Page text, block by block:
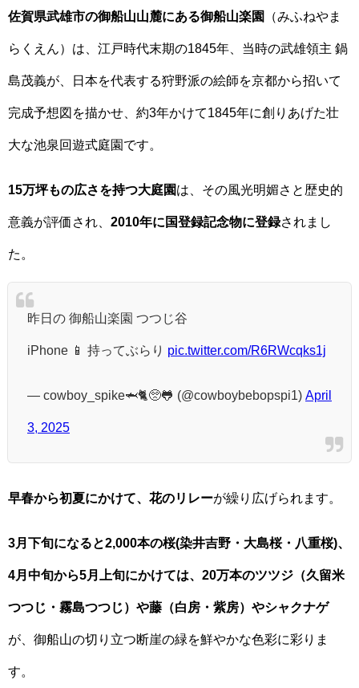
佐賀県武雄市の御船山山麓にある御船山楽園 （みふねやま
らくえん）は、江戸時代末期の1845年、当時の武雄領主 鍋
島茂義が、日本を代表する狩野派の絵師を京都から招いて
完成予想図を描かせ、約3年かけて1845年に創りあげた壮
大な池泉回遊式庭園です。
15万坪もの広さを持つ大庭園は、その風光明媚さと歴史的
意義が評価され、 2010年に国登録記念物に登録されまし
た。
昨日の 御船山楽園 つつじ谷
iPhone 📱 持ってぶらり pic.twitter.com/R6RWcqks1j
— cowboy_spike🦈🐈🥺🐸 (@cowboybebopspi1) April
3, 2025
早春から初夏にかけて、花のリレーが繰り広げられます。
3月下旬になると2,000本の桜(染井吉野・大島桜・八重桜)、
4月中旬から5月上旬にかけては、20万本のツツジ（久留米
つつじ・霧島つつじ）や藤（白房・紫房）やシャクナゲ
が、御船山の切り立つ断崖の緑を鮮やかな色彩に彩りま
す。